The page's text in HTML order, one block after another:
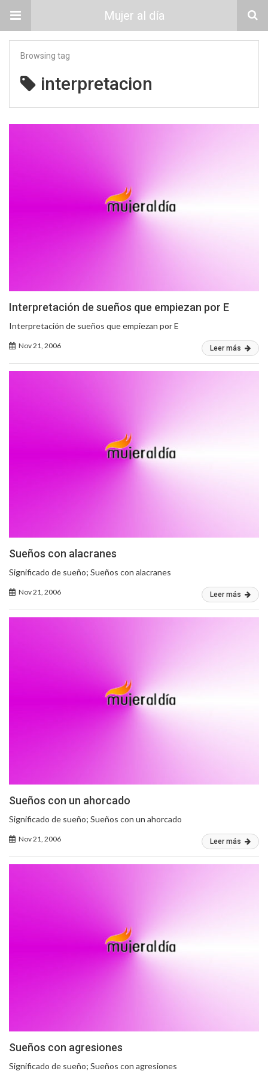
Mujer al día
Browsing tag
interpretacion
Interpretación de sueños que empiezan por E
Interpretación de sueños que empiezan por E
Nov 21, 2006 Leer más
Sueños con alacranes
Significado de sueño; Sueños con alacranes
Nov 21, 2006 Leer más
Sueños con un ahorcado
Significado de sueño; Sueños con un ahorcado
Nov 21, 2006 Leer más
Sueños con agresiones
Significado de sueño; Sueños con agresiones